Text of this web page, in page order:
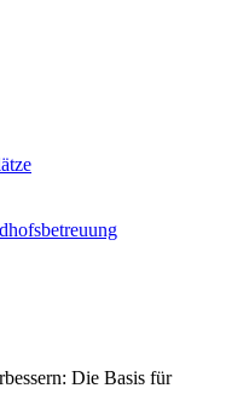
Die Basis für